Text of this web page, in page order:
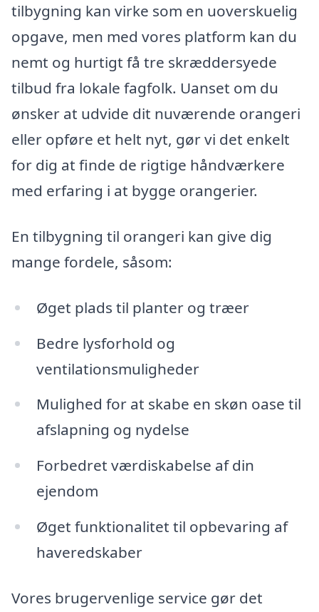
tilbygning kan virke som en uoverskuelig
opgave, men med vores platform kan du
nemt og hurtigt få tre skræddersyede
tilbud fra lokale fagfolk. Uanset om du
ønsker at udvide dit nuværende orangeri
eller opføre et helt nyt, gør vi det enkelt
for dig at finde de rigtige håndværkere
med erfaring i at bygge orangerier.
En tilbygning til orangeri kan give dig
mange fordele, såsom:
Øget plads til planter og træer
Bedre lysforhold og
ventilationsmuligheder
Mulighed for at skabe en skøn oase til
afslapning og nydelse
Forbedret værdiskabelse af din
ejendom
Øget funktionalitet til opbevaring af
haveredskaber
Vores brugervenlige service gør det